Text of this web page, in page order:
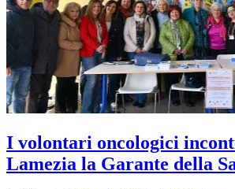
I volontari oncologici
Lamezia la Garante della